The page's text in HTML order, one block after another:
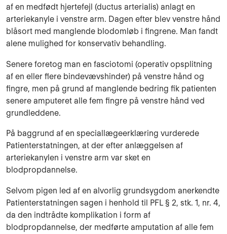
af en medfødt hjertefejl (ductus arterialis) anlagt en
arteriekanyle i venstre arm. Dagen efter blev venstre hånd
blåsort med manglende blodomløb i fingrene. Man fandt
alene mulighed for konservativ behandling.
Senere foretog man en fasciotomi (operativ opsplitning
af en eller flere bindevævshinder) på venstre hånd og
fingre, men på grund af manglende bedring fik patienten
senere am­puteret alle fem fingre på venstre hånd ved
grundleddene.
På baggrund af en speciallægeerklæring vurderede
Patienterstatningen, at der efter anlæg­gelsen af
arteriekanylen i venstre arm var sket en
blodpropdannelse.
Selvom pigen led af en alvorlig grundsygdom anerkendte
Patienterstatningen sagen i hen­hold til PFL § 2, stk. 1, nr. 4,
da den indtrådte komplikation i form af
blodpropdannelse, der medførte amputation af alle fem